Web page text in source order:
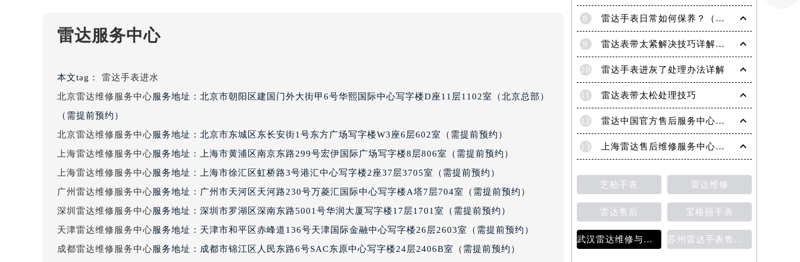
黑龙江省黑河市爱辉区中央街雷达售后服务中心（需提前预约）
黑龙江省佳木斯市向阳区长安路雷达售后服务中心（需提前预约）
黑龙江省七台河市桃山区大同街雷达售后服务中心（需提前预约）
黑龙江省齐齐哈尔市龙沙区龙华路雷达售后服务中心（需提前预约）
黑龙江省双鸭山市尖山区新兴大街雷达售后服务中心（需提前预约）
黑龙江省绥化市北林区新华街与康庄路交叉口雷达售后服务中心（需提前预约）
黑龙江省伊春市伊美区通河路雷达售后服务中心（需提前预约）
吉林省白城市洮北区明仁南街雷达售后服务中心（需提前预约）
吉林省白山市浑江区浑江大街雷达售后服务中心（需提前预约）
吉林省梅河口市新华街道梅河大街雷达售后服务中心（需提前预约）
雷达服务中心
本文tag： 雷达手表进水
北京雷达维修服务中心 服务地址：北京市朝阳区建国门外大街甲6号华熙国际中心写字楼D座11层1102室（北京总部）
（需提前预约）
北京雷达维修服务中心 服务地址：北京市东城区东长安街1号东方广场写字楼W3座6层602室（需提前预约）
上海雷达维修服务中心 服务地址：上海市黄浦区南京东路299号宏伊国际广场写字楼8层806室（需提前预约）
上海雷达维修服务中心 服务地址：上海市徐汇区虹桥路3号港汇中心写字楼2座37层3705室（需提前预约）
广州雷达维修服务中心 服务地址：广州市天河区天河路230号万菱汇国际中心写字楼A塔7层704室（需提前预约）
深圳雷达维修服务中心 服务地址：深圳市罗湖区深南东路5001号华润大厦写字楼17层1701室（需提前预约）
天津雷达维修服务中心 服务地址：天津市和平区赤峰道136号天津国际金融中心写字楼26层2603室（需提前预约）
成都雷达维修服务中心 服务地址：成都市锦江区人民东路6号SAC东原中心写字楼24层2406B室（需提前预约）
8 雷达手表日常如何保养？（雷达手表日常保养要点）
9 雷达表带太紧解决技巧详解（轻松调整手表佩戴舒适度的方法）
10 雷达手表进灰了处理办法详解
11 雷达表带太松处理技巧
12 雷达中国官方售后服务中心｜服务热线及网点地址权威信息通知（2026年6月最新）
13 上海雷达售后维修服务中心地址 专业手表维修保养服务权威公示（2026年7月最新）
芝柏手表 雷达维修
雷达售后 宝格丽手表
武汉雷达维修与保养价格详解 苏州雷达手表售后维修保养价目表